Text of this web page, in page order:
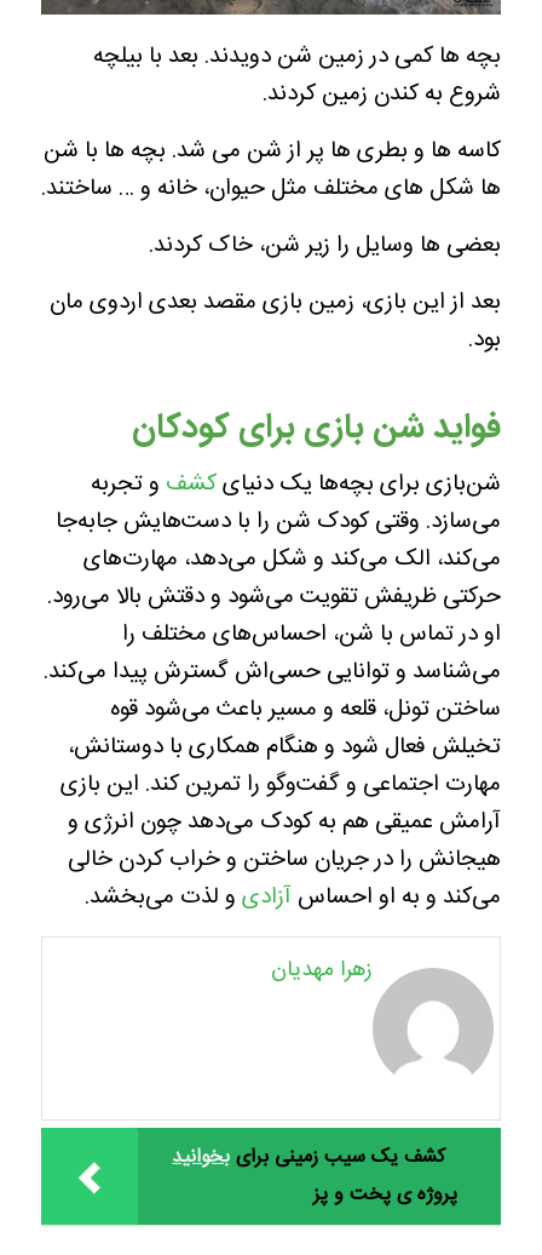
بچه ها کمی در زمین شن دویدند. بعد با بیلچه
شروع به کندن زمین کردند.
کاسه ها و بطری ها پر از شن می شد. بچه ها با شن
ها شکل های مختلف مثل حیوان، خانه و … ساختند.
بعضی ها وسایل را زیر شن، خاک کردند.
بعد از این بازی، زمین بازی مقصد بعدی اردوی مان
بود.
فواید شن بازی برای کودکان
شن‌بازی برای بچه‌ها یک دنیایکشف و تجربه
می‌سازد. وقتی کودک شن را با دست‌هایش جا‌به‌جا
می‌کند، الک می‌کند و شکل می‌دهد، مهارت‌های
حرکتی ظریفش تقویت می‌شود و دقتش بالا می‌رود.
او در تماس با شن، احساس‌های مختلف را
می‌شناسد و توانایی حسی‌اش گسترش پیدا می‌کند.
ساختن تونل، قلعه و مسیر باعث می‌شود قوه
تخیلش فعال شود و هنگام همکاری با دوستانش،
مهارت اجتماعی و گفت‌وگو را تمرین کند. این بازی
آرامش عمیقی هم به کودک می‌دهد چون انرژی و
هیجانش را در جریان ساختن و خراب کردن خالی
می‌کند و به او احساسآزادیو لذت می‌بخشد.
زهرا مهدیان
بخوانید کشف یک سیب زمینی برای
پروژه ی پخت و پز